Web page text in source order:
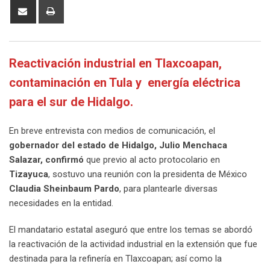
Share
Reactivación industrial en Tlaxcoapan,
contaminación en Tula y energía eléctrica
para el sur de Hidalgo.
En breve entrevista con medios de comunicación, el
gobernador del estado de Hidalgo, Julio Menchaca
Salazar, confirmó que previo al acto protocolario en
Tizayuca, sostuvo una reunión con la presidenta de México
Claudia Sheinbaum Pardo, para plantearle diversas
necesidades en la entidad.
El mandatario estatal aseguró que entre los temas se abordó
la reactivación de la actividad industrial en la extensión que fue
destinada para la refinería en Tlaxcoapan; así como la